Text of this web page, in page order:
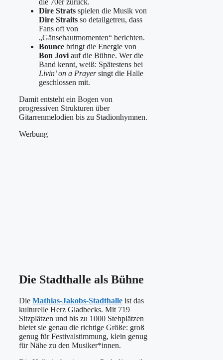
die 70er zurück.
Dire Strats spielen die Musik von
Dire Straits so detailgetreu, dass
Fans oft von
„Gänsehautmomenten“ berichten.
Bounce bringt die Energie von
Bon Jovi auf die Bühne. Wer die
Band kennt, weiß: Spätestens bei
Livin’ on a Prayersingt die Halle
geschlossen mit.
Damit entsteht ein Bogen von
progressiven Strukturen über
Gitarrenmelodien bis zu Stadionhymnen.
Werbung
Die Stadthalle als Bühne
Die Mathias-Jakobs-Stadthalle ist das
kulturelle Herz Gladbecks. Mit 719
Sitzplätzen und bis zu 1000 Stehplätzen
bietet sie genau die richtige Größe: groß
genug für Festivalstimmung, klein genug
für Nähe zu den Musiker*innen.